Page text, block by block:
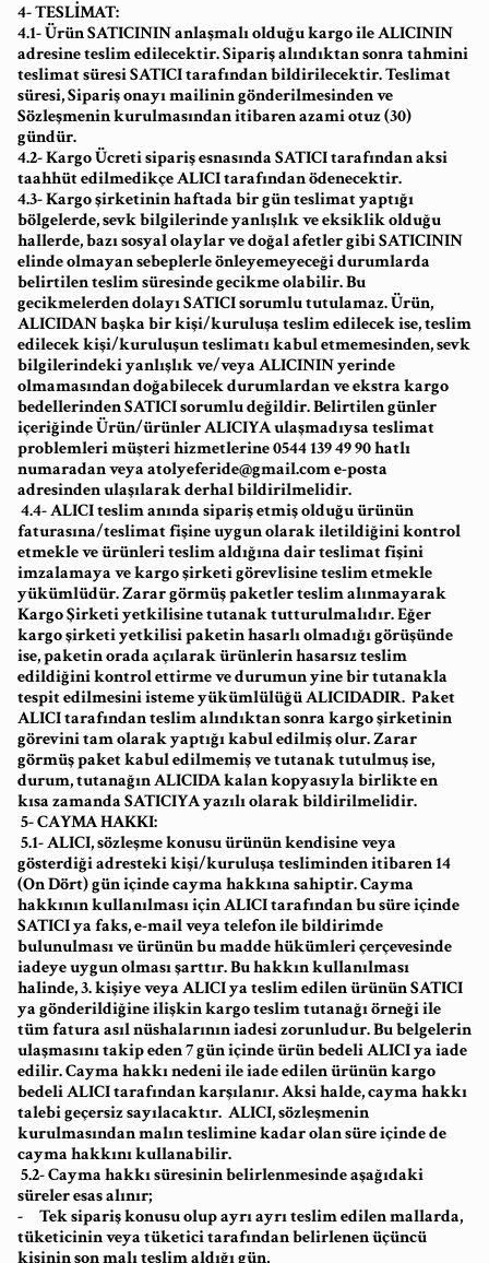
4- TESLİMAT:
4.1- Ürün SATICININ anlaşmalı olduğu kargo ile ALICININ
adresine teslim edilecektir. Sipariş alındıktan sonra tahmini
teslimat süresi SATICI tarafından bildirilecektir. Teslimat
süresi, Sipariş onayı mailinin gönderilmesinden ve
Sözleşmenin kurulmasından itibaren azami otuz (30)
gündür.
4.2- Kargo Ücreti sipariş esnasında SATICI tarafından aksi
taahhüt edilmedikçe ALICI tarafından ödenecektir.
4.3- Kargo şirketinin haftada bir gün teslimat yaptığı
bölgelerde, sevk bilgilerinde yanlışlık ve eksiklik olduğu
hallerde, bazı sosyal olaylar ve doğal afetler gibi SATICININ
elinde olmayan sebeplerle önleyemeyeceği durumlarda
belirtilen teslim süresinde gecikme olabilir. Bu
gecikmelerden dolayı SATICI sorumlu tutulamaz. Ürün,
ALICIDAN başka bir kişi/kuruluşa teslim edilecek ise, teslim
edilecek kişi/kuruluşun teslimatı kabul etmemesinden, sevk
bilgilerindeki yanlışlık ve/veya ALICININ yerinde
olmamasından doğabilecek durumlardan ve ekstra kargo
bedellerinden SATICI sorumlu değildir. Belirtilen günler
içeriğinde Ürün/ürünler ALICIYA ulaşmadıysa teslimat
problemleri müşteri hizmetlerine 0544 139 49 90 hatlı
numaradan veyaatolyeferide@gmail.come-posta
adresinden ulaşılarak derhal bildirilmelidir.
4.4- ALICI teslim anında sipariş etmiş olduğu ürünün
faturasına/teslimat fişine uygun olarak iletildiğini kontrol
etmekle ve ürünleri teslim aldığına dair teslimat fişini
imzalamaya ve kargo şirketi görevlisine teslim etmekle
yükümlüdür. Zarar görmüş paketler teslim alınmayarak
Kargo Şirketi yetkilisine tutanak tutturulmalıdır. Eğer
kargo şirketi yetkilisi paketin hasarlı olmadığı görüşünde
ise, paketin orada açılarak ürünlerin hasarsız teslim
edildiğini kontrol ettirme ve durumun yine bir tutanakla
tespit edilmesini isteme yükümlülüğü ALICIDADIR. Paket
ALICI tarafından teslim alındıktan sonra kargo şirketinin
görevini tam olarak yaptığı kabul edilmiş olur. Zarar
görmüş paket kabul edilmemiş ve tutanak tutulmuş ise,
durum, tutanağın ALICIDA kalan kopyasıyla birlikte en
kısa zamanda SATICIYA yazılı olarak bildirilmelidir.
5- CAYMA HAKKI:
5.1- ALICI, sözleşme konusu ürünün kendisine veya
gösterdiği adresteki kişi/kuruluşa tesliminden itibaren 14
(On Dört) gün içinde cayma hakkına sahiptir. Cayma
hakkının kullanılması için ALICI tarafından bu süre içinde
SATICI ya faks, e-mail veya telefon ile bildirimde
bulunulması ve ürünün bu madde hükümleri çerçevesinde
iadeye uygun olması şarttır. Bu hakkın kullanılması
halinde, 3. kişiye veya ALICI ya teslim edilen ürünün SATICI
ya gönderildiğine ilişkin kargo teslim tutanağı örneği ile
tüm fatura asıl nüshalarının iadesi zorunludur. Bu belgelerin
ulaşmasını takip eden 7 gün içinde ürün bedeli ALICI ya iade
edilir. Cayma hakkı nedeni ile iade edilen ürünün kargo
bedeli ALICI tarafından karşılanır. Aksi halde, cayma hakkı
talebi geçersiz sayılacaktır. ALICI, sözleşmenin
kurulmasından malın teslimine kadar olan süre içinde de
cayma hakkını kullanabilir.
5.2- Cayma hakkı süresinin belirlenmesinde aşağıdaki
süreler esas alınır;
- Tek sipariş konusu olup ayrı ayrı teslim edilen mallarda,
tüketicinin veya tüketici tarafından belirlenen üçüncü
kişinin son malı teslim aldığı gün,